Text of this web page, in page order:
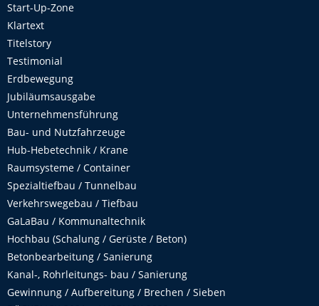
Start-Up-Zone
Klartext
Titelstory
Testimonial
Erdbewegung
Jubiläumsausgabe
Unternehmensführung
Bau- und Nutzfahrzeuge
Hub-Hebetechnik / Krane
Raumsysteme / Container
Spezialtiefbau / Tunnelbau
Verkehrswegebau / Tiefbau
GaLaBau / Kommunaltechnik
Hochbau (Schalung / Gerüste / Beton)
Betonbearbeitung / Sanierung
Kanal-, Rohrleitungs- bau / Sanierung
Gewinnung / Aufbereitung / Brechen / Sieben